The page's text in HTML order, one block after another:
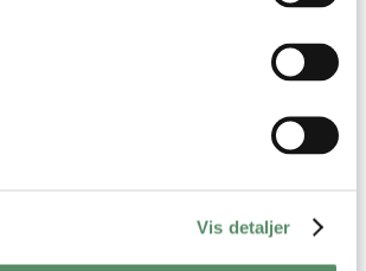
Vis detaljer
OM VALDEMARSRO